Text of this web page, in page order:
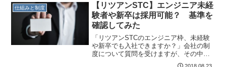
ています。静岡県掛川市はリツアンSTC
の本社があり、野中社長の出身地。ここ
にイケハヤさんが遊びに来ていたのだ
が、そこに僕もお邪魔してきたという話
です。しかも...
仕組みと制度
【リツアンSTC】エンジニア未経
験者や新卒は採用可能？ 基準を
確認してみた
「リツアンSTCのエンジニア枠、未経験
や新卒でも入社できますか？」会社の制
度について質問を受けますが、その中で
も多いのが未経験者の採用可否に関する